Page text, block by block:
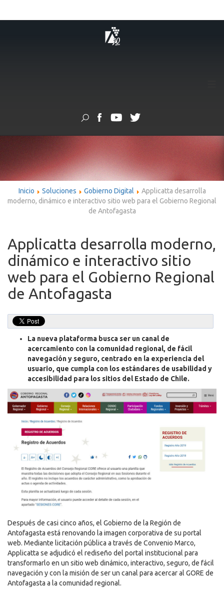
Inicio Soluciones Gobierno Digital
Applicatta desarrolla
moderno, dinámico e interactivo sitio web para el Gobierno Regional
de Antofagasta
Applicatta desarrolla moderno,
dinámico e interactivo sitio
web para el Gobierno Regional
de Antofagasta
La nueva plataforma busca ser un canal de
acercamiento con la comunidad regional, de fácil
navegación y seguro, centrado en la experiencia del
usuario, que cumpla con los estándares de usabilidad y
accesibilidad para los sitios del Estado de Chile.
Después de casi cinco años, el Gobierno de la Región de
Antofagasta está renovando la imagen corporativa de su portal
web. Mediante licitación pública a través de Convenio Marco,
Applicatta se adjudicó el rediseño del portal institucional para
transformarlo en un sitio web dinámico, interactivo, seguro, de fácil
navegación y con la misión de ser un canal para acercar al GORE de
Antofagasta a la comunidad regional.